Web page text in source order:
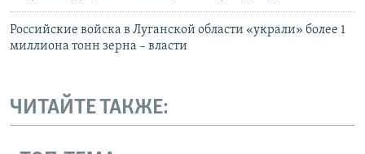
Российские войска в Луганской области «украли» более 1
миллиона тонн зерна – власти
ЧИТАЙТЕ ТАКЖЕ: